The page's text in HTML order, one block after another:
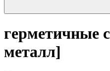
герметичные
металл]